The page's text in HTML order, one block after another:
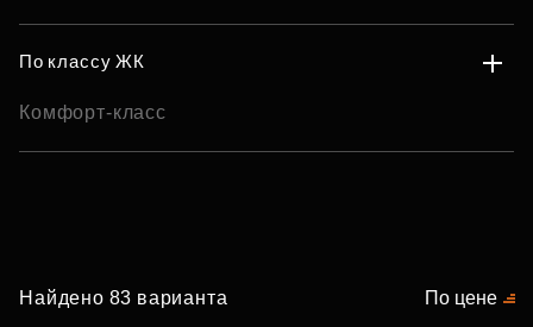
По классу ЖК
Комфорт-класс
Найдено 83 варианта По цене